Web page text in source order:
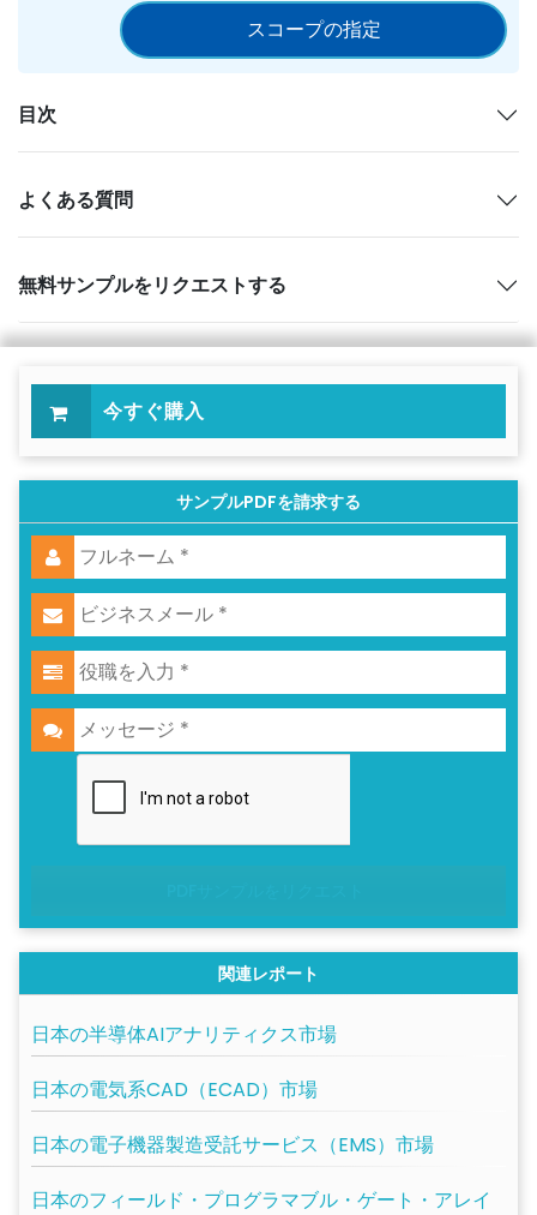
スコープの指定
目次
よくある質問
無料サンプルをリクエストする
今すぐ購入
サンプルPDFを請求する
関連レポート
日本の半導体AIアナリティクス市場
日本の電気系CAD（ECAD）市場
日本の電子機器製造受託サービス（EMS）市場
日本のフィールド・プログラマブル・ゲート・アレイ